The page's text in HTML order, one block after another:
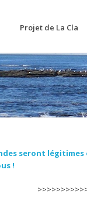
Projet de La Cla
seront
!